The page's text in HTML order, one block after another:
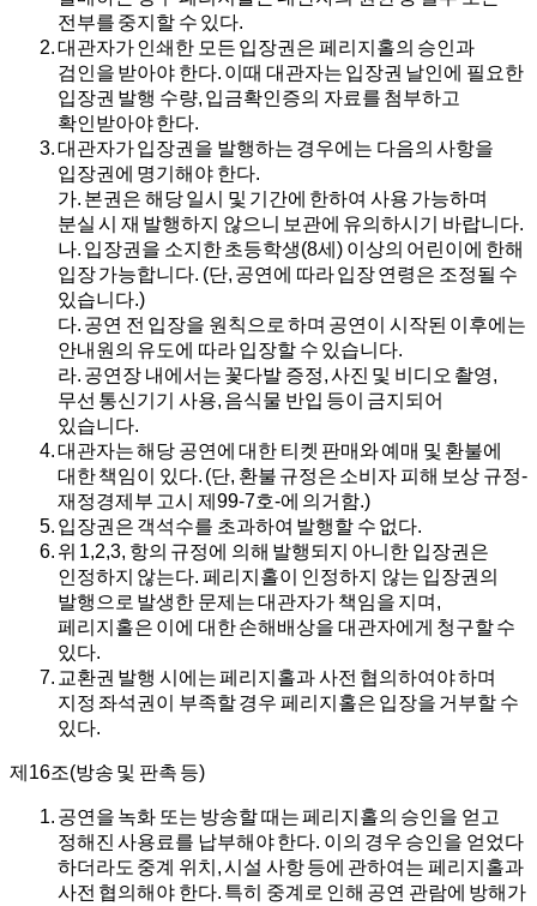
전부를 중지할 수 있다.
대관자가 인쇄한 모든 입장권은 페리지홀의 승인과
검인을 받아야 한다. 이때 대관자는 입장권 날인에 필요한
입장권 발행 수량, 입금확인증의 자료를 첨부하고
확인받아야 한다.
대관자가 입장권을 발행하는 경우에는 다음의 사항을
입장권에 명기해야 한다.
가. 본권은 해당 일시 및 기간에 한하여 사용 가능하며
분실 시 재 발행하지 않으니 보관에 유의하시기 바랍니다.
나. 입장권을 소지한 초등학생(8세) 이상의 어린이에 한해
입장 가능합니다. (단, 공연에 따라 입장 연령은 조정될 수
있습니다.)
다. 공연 전 입장을 원칙으로 하며 공연이 시작된 이후에는
안내원의 유도에 따라 입장할 수 있습니다.
라. 공연장 내에서는 꽃다발 증정, 사진 및 비디오 촬영,
무선 통신기기 사용, 음식물 반입 등이 금지되어
있습니다.
대관자는 해당 공연에 대한 티켓 판매와 예매 및 환불에
대한 책임이 있다. (단, 환불 규정은 소비자 피해 보상 규정-
재정경제부 고시 제99-7호-에 의거함.)
입장권은 객석수를 초과하여 발행할 수 없다.
위 1,2,3, 항의 규정에 의해 발행되지 아니한 입장권은
인정하지 않는다. 페리지홀이 인정하지 않는 입장권의
발행으로 발생한 문제는 대관자가 책임을 지며,
페리지홀은 이에 대한 손해배상을 대관자에게 청구할 수
있다.
교환권 발행 시에는 페리지홀과 사전 협의하여야 하며
지정 좌석권이 부족할 경우 페리지홀은 입장을 거부할 수
있다.
제16조(방송 및 판촉 등)
공연을 녹화 또는 방송할 때는 페리지홀의 승인을 얻고
정해진 사용료를 납부해야 한다. 이의 경우 승인을 얻었다
하더라도 중계 위치, 시설 사항 등에 관하여는 페리지홀과
사전 협의해야 한다. 특히 중계로 인해 공연 관람에 방해가